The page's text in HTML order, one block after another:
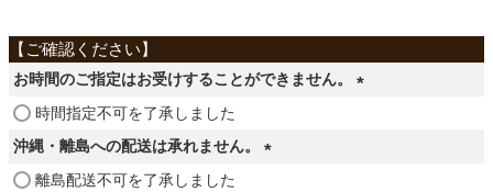
寝具
ファブリック
お時間のご指定はお受けすることができません。
時間指定不可を了承しました
沖縄・離島への配送は承れません。
離島配送不可を了承しました